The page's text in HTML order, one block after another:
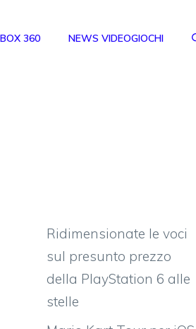
360 NEWS VIDEOGIOCHI
Ridimensionate le voci
sul presunto prezzo
della PlayStation 6 alle
stelle